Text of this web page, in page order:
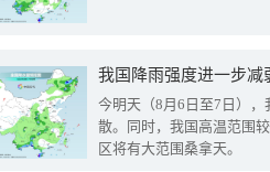
今明天（8月6日至7日）
散。同时，我国高温范围
区将有大范围桑拿天。